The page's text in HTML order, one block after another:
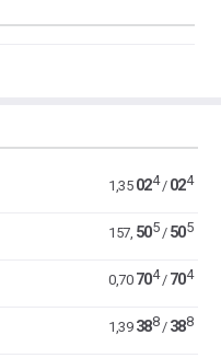
1,35 024/ 024
157, 505/ 505
0,70 704/ 704
1,39 388/ 388